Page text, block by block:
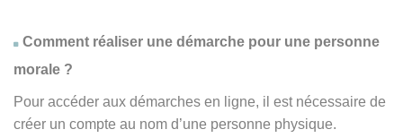
Comment réaliser une démarche pour une personne
morale ?
Pour accéder aux démarches en ligne, il est nécessaire de
créer un compte au nom d’une personne physique.